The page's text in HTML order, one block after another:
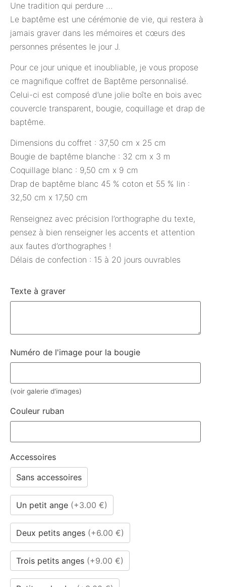
Une tradition qui perdure …
Le baptême est une cérémonie de vie, qui restera à
jamais graver dans les mémoires et cœurs des
personnes présentes le jour J.
Pour ce jour unique et inoubliable, je vous propose
ce magnifique coffret de Baptême personnalisé.
Celui-ci est composé d’une jolie boîte en bois avec
couvercle transparent, bougie, coquillage et drap de
baptême.
Dimensions du coffret : 37,50 cm x 25 cm
Bougie de baptême blanche : 32 cm x 3 m
Coquillage blanc : 9,50 cm x 9 cm
Drap de baptême blanc 45 % coton et 55 % lin :
32,50 cm x 17,50 cm
Renseignez avec précision l’orthographe du texte,
pensez à bien renseigner les accents et attention
aux fautes d’orthographes !
Délais de confection : 15 à 20 jours ouvrables
Texte à graver
Numéro de l'image pour la bougie
(voir galerie d'images)
Couleur ruban
Accessoires
Sans accessoires
Un petit ange (+3.00 €)
Deux petits anges (+6.00 €)
Trois petits anges (+9.00 €)